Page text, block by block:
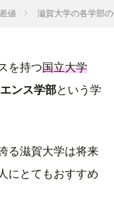
値 滋賀大学の各学部
を持つ国立大学
ンス学部という学
る滋賀大学は将来
にとてもおすすめ